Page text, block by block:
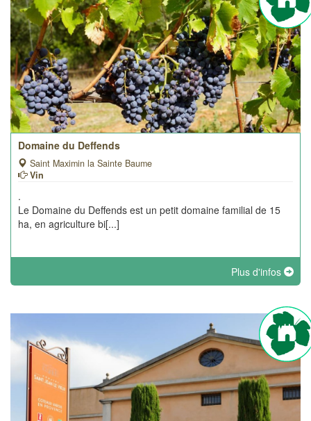
Domaine du Deffends
Saint Maximin la Sainte Baume
Vin
.
Le Domaine du Deffends est un petit domaine familial de 15
ha, en agriculture bi[...]
Plus d'infos